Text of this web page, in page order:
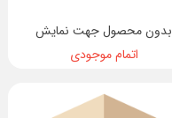
بدون محصول جهت نمایش
اتمام موجودی